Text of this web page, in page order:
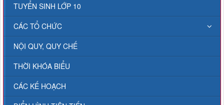
TUYỂN SINH LỚP 10
CÁC TỔ CHỨC
NỘI QUY, QUY CHẾ
THỜI KHÓA BIỂU
CÁC KẾ HOẠCH